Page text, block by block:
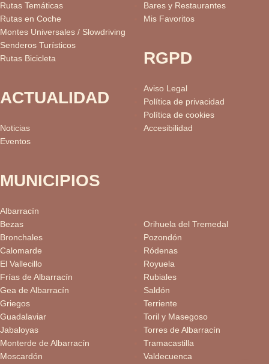
Rutas Temáticas
Rutas en Coche
Montes Universales / Slowdriving
Senderos Turísticos
Rutas Bicicleta
ACTUALIDAD
Noticias
Eventos
Bares y Restaurantes
Mis Favoritos
RGPD
Aviso Legal
Política de privacidad
Política de cookies
Accesibilidad
MUNICIPIOS
Albarracín
Bezas
Bronchales
Calomarde
El Vallecillo
Frías de Albarracín
Gea de Albarracín
Griegos
Guadalaviar
Jabaloyas
Monterde de Albarracín
Moscardón
Orihuela del Tremedal
Pozondón
Ródenas
Royuela
Rubiales
Saldón
Terriente
Toril y Masegoso
Torres de Albarracín
Tramacastilla
Valdecuenca